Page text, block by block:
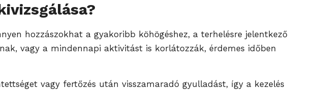
hozzászokhat a gyakoribb köhögéshez, a terhelésre jelentkező
vagy a mindennapi aktivitást is korlátozzák, érdemes időben
vagy fertőzés után visszamaradó gyulladást, így a kezelés